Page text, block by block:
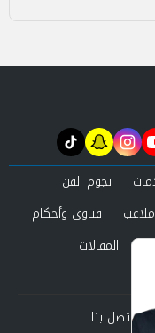
instagram
snapchat
tiktok
نجوم الفن
فتاوى وأحكام
المقالات
اتصل بنا